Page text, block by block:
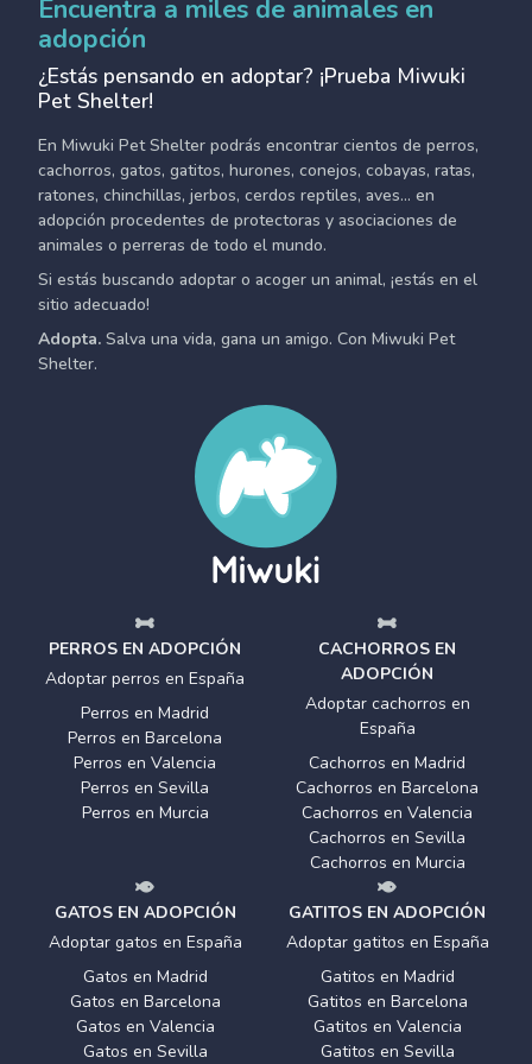
Encuentra a miles de animales en
adopción
¿Estás pensando en adoptar? ¡Prueba Miwuki
Pet Shelter!
En Miwuki Pet Shelter podrás encontrar cientos de perros,
cachorros, gatos, gatitos, hurones, conejos, cobayas, ratas,
ratones, chinchillas, jerbos, cerdos reptiles, aves... en
adopción procedentes de protectoras y asociaciones de
animales o perreras de todo el mundo.
Si estás buscando adoptar o acoger un animal, ¡estás en el
sitio adecuado!
Adopta. Salva una vida, gana un amigo. Con Miwuki Pet
Shelter.
PERROS EN ADOPCIÓN
Adoptar perros en España
Perros en Madrid
Perros en Barcelona
Perros en Valencia
Perros en Sevilla
Perros en Murcia
CACHORROS EN
ADOPCIÓN
Adoptar cachorros en
España
Cachorros en Madrid
Cachorros en Barcelona
Cachorros en Valencia
Cachorros en Sevilla
Cachorros en Murcia
GATOS EN ADOPCIÓN
Adoptar gatos en España
Gatos en Madrid
Gatos en Barcelona
Gatos en Valencia
Gatos en Sevilla
GATITOS EN ADOPCIÓN
Adoptar gatitos en España
Gatitos en Madrid
Gatitos en Barcelona
Gatitos en Valencia
Gatitos en Sevilla